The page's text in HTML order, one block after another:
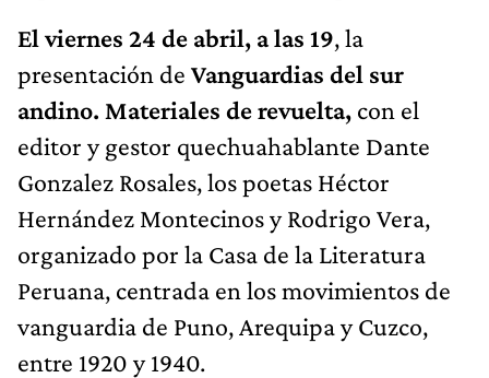
El viernes 24 de abril, a las 19, la
presentación de Vanguardias del sur
andino. Materiales de revuelta, con el
editor y gestor quechuahablante Dante
Gonzalez Rosales, los poetas Héctor
Hernández Montecinos y Rodrigo Vera,
organizado por la Casa de la Literatura
Peruana, centrada en los movimientos de
vanguardia de Puno, Arequipa y Cuzco,
entre 1920 y 1940.